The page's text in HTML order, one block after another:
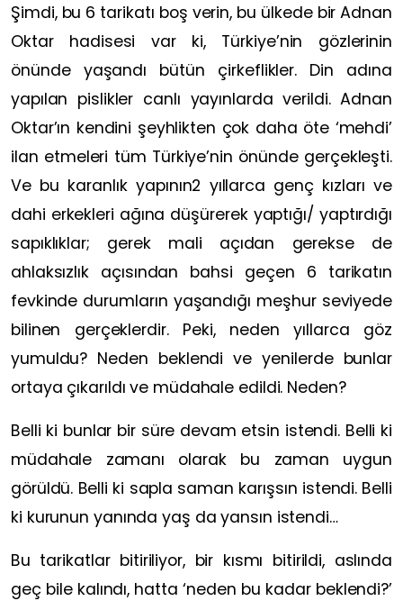
Şimdi, bu 6 tarikatı boş verin, bu ülkede bir Adnan
Oktar hadisesi var ki, Türkiye’nin gözlerinin
önünde yaşandı bütün çirkeflikler. Din adına
yapılan pislikler canlı yayınlarda verildi. Adnan
Oktar’ın kendini şeyhlikten çok daha öte ‘mehdi’
ilan etmeleri tüm Türkiye’nin önünde gerçekleşti.
Ve bu karanlık yapının2 yıllarca genç kızları ve
dahi erkekleri ağına düşürerek yaptığı/ yaptırdığı
sapıklıklar; gerek mali açıdan gerekse de
ahlaksızlık açısından bahsi geçen 6 tarikatın
fevkinde durumların yaşandığı meşhur seviyede
bilinen gerçeklerdir. Peki, neden yıllarca göz
yumuldu? Neden beklendi ve yenilerde bunlar
ortaya çıkarıldı ve müdahale edildi. Neden?
Belli ki bunlar bir süre devam etsin istendi. Belli ki
müdahale zamanı olarak bu zaman uygun
görüldü. Belli ki sapla saman karışsın istendi. Belli
ki kurunun yanında yaş da yansın istendi…
Bu tarikatlar bitiriliyor, bir kısmı bitirildi, aslında
geç bile kalındı, hatta ‘neden bu kadar beklendi?’